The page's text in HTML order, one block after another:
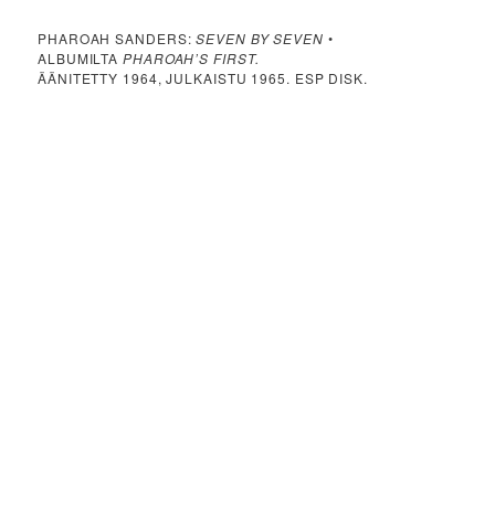
PHAROAH SANDERS:SEVEN BY SEVEN •
ALBUMILTAPHAROAH’S FIRST.
ÄÄNITETTY 1964, JULKAISTU 1965. ESP DISK.